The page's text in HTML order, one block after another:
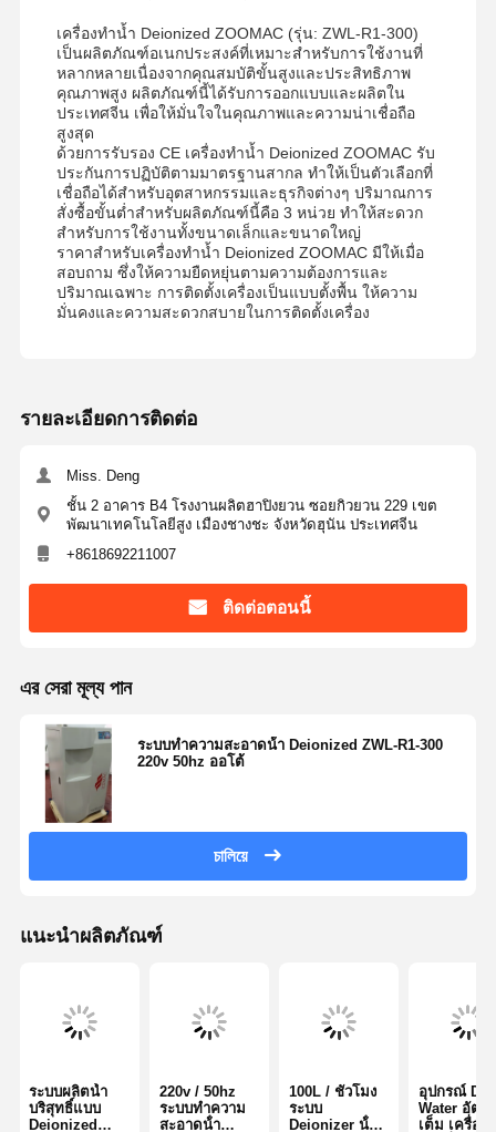
ระบบกรองน้ำบริสุทธิ์พิเศษ
อุปกรณ์สําหรับน้ําที่บริสุทธิ์มาก
ระบบกรองน้ํา อุลตราเพียว
ระบบน้ำ RO อัลตร้าเพียว
ระบบทําความสะอาดน้ําอุตสาหกรรม
เครื่องทำน้ำปราศจากไอออน
เครื่องทำน้ำ Deionized ZOOMAC (รุ่น: ZWL-R1-300)
เป็นผลิตภัณฑ์อเนกประสงค์ที่เหมาะสำหรับการใช้งานที่
หลากหลายเนื่องจากคุณสมบัติขั้นสูงและประสิทธิภาพ
คุณภาพสูง ผลิตภัณฑ์นี้ได้รับการออกแบบและผลิตใน
ประเทศจีน เพื่อให้มั่นใจในคุณภาพและความน่าเชื่อถือ
สูงสุด
ด้วยการรับรอง CE เครื่องทำน้ำ Deionized ZOOMAC รับ
ประกันการปฏิบัติตามมาตรฐานสากล ทำให้เป็นตัวเลือกที่
เชื่อถือได้สำหรับอุตสาหกรรมและธุรกิจต่างๆ ปริมาณการ
สั่งซื้อขั้นต่ำสำหรับผลิตภัณฑ์นี้คือ 3 หน่วย ทำให้สะดวก
สำหรับการใช้งานทั้งขนาดเล็กและขนาดใหญ่
ราคาสำหรับเครื่องทำน้ำ Deionized ZOOMAC มีให้เมื่อ
สอบถาม ซึ่งให้ความยืดหยุ่นตามความต้องการและ
ปริมาณเฉพาะ การติดตั้งเครื่องเป็นแบบตั้งพื้น ให้ความ
มั่นคงและความสะดวกสบายในการติดตั้งเครื่อง
รายละเอียดการติดต่อ
Miss. Deng
ชั้น 2 อาคาร B4 โรงงานผลิตฮาปิงยวน ซอยกิวยวน 229 เขต
พัฒนาเทคโนโลยีสูง เมืองชางชะ จังหวัดฮุนัน ประเทศจีน
+8618692211007
ติดต่อตอนนี้
এর সেরা মূল্য পান
ระบบทําความสะอาดน้ํา Deionized ZWL-R1-300
220v 50hz ออโต้
চালিয়ে
แนะนำผลิตภัณฑ์
ระบบผลิตน้ำ
บริสุทธิ์แบบ
Deionized
220v / 50hz
ระบบทําความ
สะอาดน้ํา
100L / ชั่วโมง
ระบบ
Deionizer น้ํา
อุปกรณ์ Di
Water อัตโ
เต็ม เครื่อง